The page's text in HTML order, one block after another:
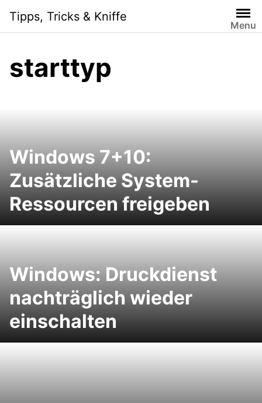
i
Tipps, Tricks & Kniffe
Menu
starttyp
Windows 7+10:
Zusätzliche System-
Ressourcen freigeben
Windows: Druckdienst
nachträglich wieder
einschalten